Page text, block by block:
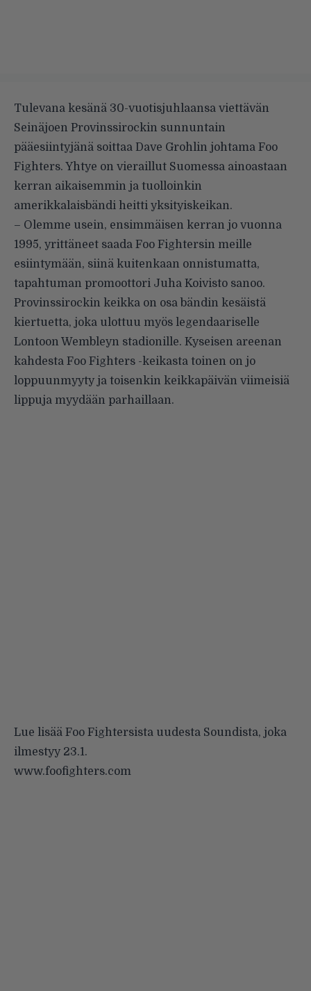
Tulevana kesänä 30-vuotisjuhlaansa viettävän
Seinäjoen Provinssirockin sunnuntain
pääesiintyjänä soittaa Dave Grohlin johtama Foo
Fighters. Yhtye on vieraillut Suomessa ainoastaan
kerran aikaisemmin ja tuolloinkin
amerikkalaisbändi heitti yksityiskeikan.
– Olemme usein, ensimmäisen kerran jo vuonna
1995, yrittäneet saada Foo Fightersin meille
esiintymään, siinä kuitenkaan onnistumatta,
tapahtuman promoottori Juha Koivisto sanoo.
Provinssirockin keikka on osa bändin kesäistä
kiertuetta, joka ulottuu myös legendaariselle
Lontoon Wembleyn stadionille. Kyseisen areenan
kahdesta Foo Fighters -keikasta toinen on jo
loppuunmyyty ja toisenkin keikkapäivän viimeisiä
lippuja myydään parhaillaan.
Lue lisää Foo Fightersista uudesta Soundista, joka
ilmestyy 23.1.
www.foofighters.com